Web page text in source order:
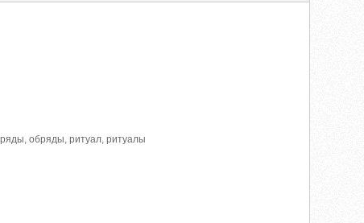
обряды, ритуал, ритуалы